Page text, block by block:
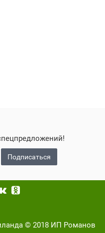
Подписаться
© 2018 ИП Романов